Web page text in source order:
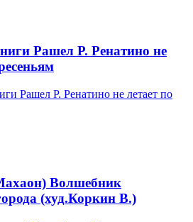
Рашел Р. Ренатино не
Волшебник
(худ.Коркин В.)